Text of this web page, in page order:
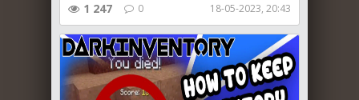
1 247
0 18-05-2023, 20:43